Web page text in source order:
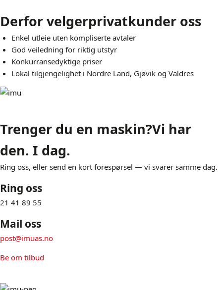
Derfor velgerprivatkunder oss
Enkel utleie uten kompliserte avtaler
God veiledning for riktig utstyr
Konkurransedyktige priser
Lokal tilgjengelighet i Nordre Land, Gjøvik og Valdres
Trenger du en maskin?Vi har
den. I dag.
Ring oss, eller send en kort forespørsel — vi svarer samme dag.
Ring oss
21 41 89 55
Mail oss
post@imuas.no
Be om tilbud